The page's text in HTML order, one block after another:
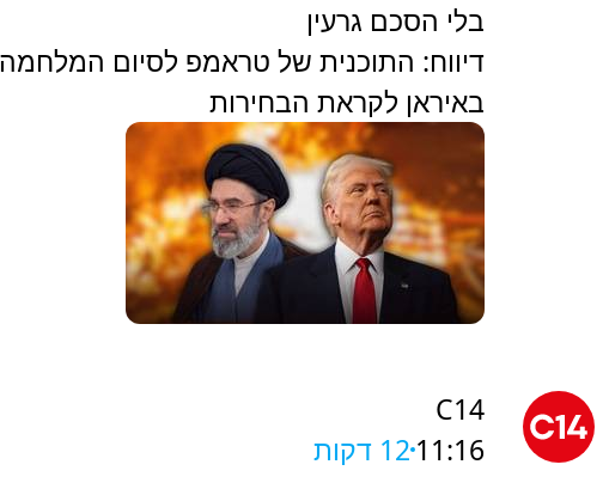
בלי הסכם גרעין
דיווח: התוכנית של טראמפ לסיום המלחמה
באיראן לקראת הבחירות
C14
11:16 12 דקות